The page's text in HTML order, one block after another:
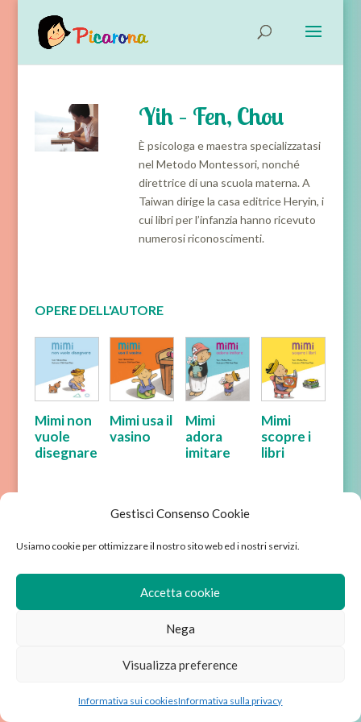
Gestisci Consenso Cookie
Usiamo cookie per ottimizzare il nostro sito web ed i nostri servizi.
Accetta cookie
Nega
Visualizza preference
Informativa sui cookiesInformativa sulla privacy
Yih – Fen, Chou
È psicologa e maestra specializzatasi
nel Metodo Montessori, nonché
direttrice di una scuola materna. A
Taiwan dirige la casa editrice Heryin, i
cui libri per l’infanzia hanno ricevuto
numerosi riconoscimenti.
OPERE DELL'AUTORE
Mimi non
vuole
disegnare
Mimi usa il
vasino
Mimi
adora
imitare
Mimi
scopre i
libri
Chi siamo
Avviso legale
Condizioni di vendita
Informativa sulla privacy
Informativa sui cookies
Wordpress sviluppato da Ixole